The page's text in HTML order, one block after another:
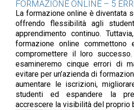
FORMAZIONE ONLINE – 5
La formazione online è diventata
offrendo flessibilità agli
apprendimento continuo.
formazione online commettono
compromettere il loro
esamineremo cinque errori di
evitare per un’azienda di
aumentare le iscrizioni,
studenti ed espandere la
accrescere la visibilità del proprio